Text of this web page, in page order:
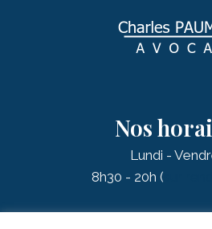
Nos
Lundi -
8h30 - 20h (